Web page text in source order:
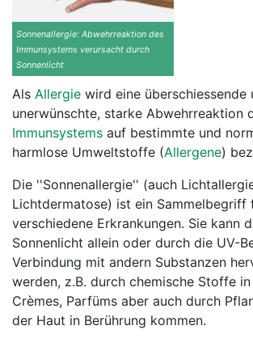
Sonnenallergie: Abwehrreaktion des
Immunsystems verursacht durch
Sonnenlicht
Als Allergie wird eine überschiessende
unerwünschte, starke Abwehrreaktion
Immunsystems auf bestimmte und
harmlose Umweltstoffe (Allergene)
Die ''Sonnenallergie'' (auch
Lichtdermatose) ist ein Sammelbegriff
verschiedene Erkrankungen. Sie kann
Sonnenlicht allein oder durch die UV-
Verbindung mit andern Substanzen
werden, z.B. durch chemische Stoffe
Crèmes, Parfüms aber auch durch
der Haut in Berührung kommen.